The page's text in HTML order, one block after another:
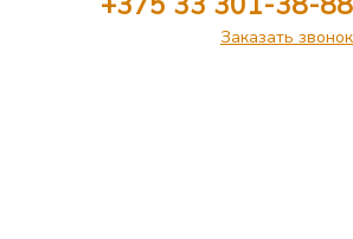
Заказать звонок